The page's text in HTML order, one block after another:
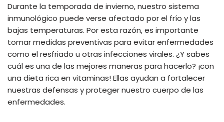
Durante la temporada de invierno, nuestro sistema
inmunológico puede verse afectado por el frío y las
bajas temperaturas. Por esta razón, es importante
tomar medidas preventivas para evitar enfermedades
como el resfriado u otras infecciones virales. ¿Y sabes
cuál es una de las mejores maneras para hacerlo? ¡con
una dieta rica en vitaminas! Ellas ayudan a fortalecer
nuestras defensas y proteger nuestro cuerpo de las
enfermedades.